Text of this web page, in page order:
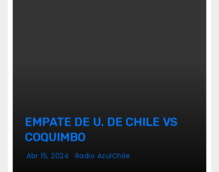
EMPATE DE U. DE CHILE VS
COQUIMBO
Abr 15, 2024 Radio AzulChile